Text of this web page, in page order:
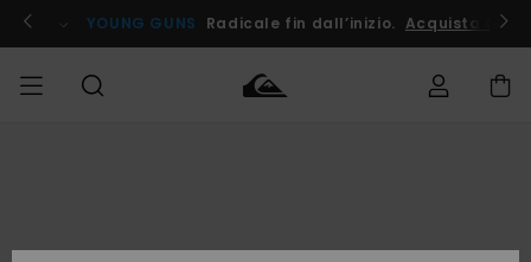
informazioni
prodotto
! YOUNG GUNS Radicale fin dall’inizio. Acquista Ora
Accessori
Accessori
Nuovi